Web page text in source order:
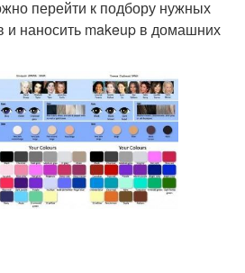
перейти к подбору нужных
и наносить makeup в домашних